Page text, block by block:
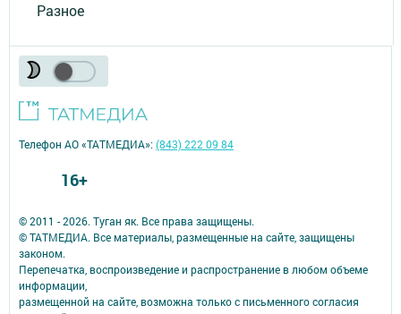
Разное
© 2011 - 2026. Туган як. Все права защищены.
© ТАТМЕДИА. Все материалы, размещенные на сайте, защищены
законом.
Перепечатка, воспроизведение и распространение в любом объеме
информации,
размещенной на сайте, возможна только с письменного согласия
Телефон АО «ТАТМЕДИА»:(843) 222 09 84
16+